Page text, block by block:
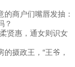
商户们嘴唇发抽：
？
贤惠，通女则识女
摄政王，“王爷，